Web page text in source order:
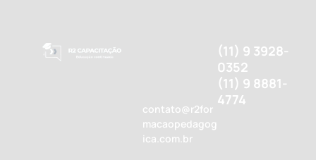
contato@r2for
macaopedagog
ica.com.br
(11) 9 3928-
0352
(11) 9 8881-
4774